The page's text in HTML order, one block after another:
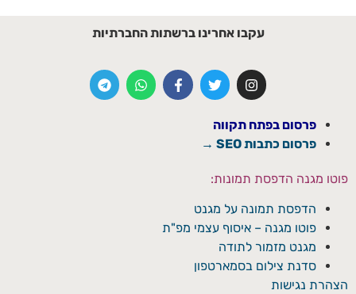
עקבו אחרינו ברשתות החברתיות
פרסום בפתח תקווה
פרסום כתבות SEO →
פוטו מגנה הדפסת תמונות:
הדפסת תמונה על מגנט
פוטו מגנה – איסוף עצמי מפ"ת
מגנט מזמור לתודה
סדנת צילום בסמארטפון
הצהרת נגישות